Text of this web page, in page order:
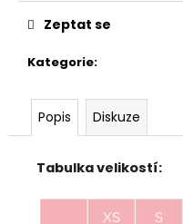
Kategorie:
Zeptat se
Popis Diskuze
Tabulka velikostí: